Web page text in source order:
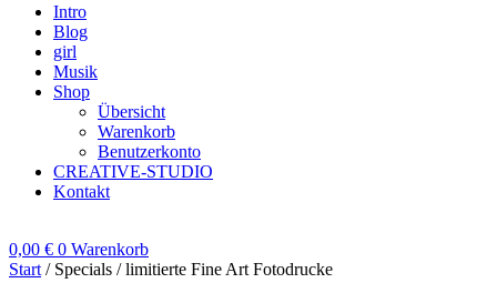
Intro
Blog
girl
Musik
Shop
Übersicht
Warenkorb
Benutzerkonto
CREATIVE-STUDIO
Kontakt
0,00 € 0 Warenkorb
Start / Specials / limitierte Fine Art Fotodrucke